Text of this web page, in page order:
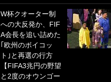
W杯クオーター制
への大反発か、FIF
A会長を追い詰めた
｢欧州のボイコッ
ト｣と再選の行方
【FIFA3兆円の野望
と2度のオウンゴー